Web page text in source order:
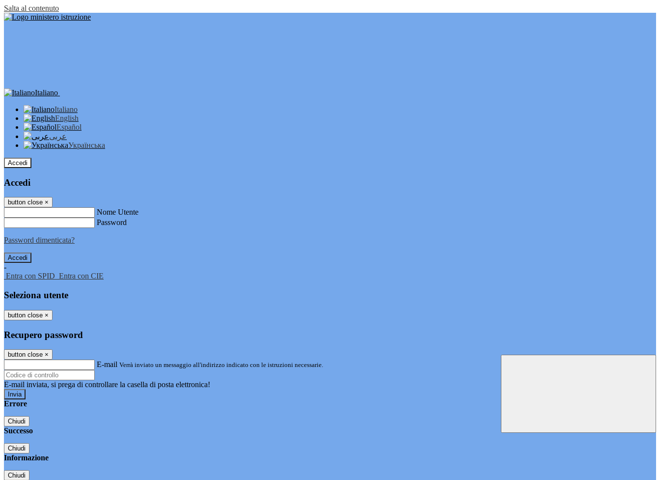
Salta al contenuto
Italiano
Italiano
English
Español
عربى
Українська
Accedi
Accedi
button close ×
Nome Utente
Password
Password dimenticata?
-
Entra con SPID Entra con CIE
Seleziona utente
button close ×
Recupero password
button close ×
E-mail Verrà inviato un messaggio all'indirizzo indicato con le istruzioni necessarie.
E-mail inviata, si prega di controllare la casella di posta elettronica!
Errore
Chiudi
Successo
Chiudi
Informazione
Chiudi